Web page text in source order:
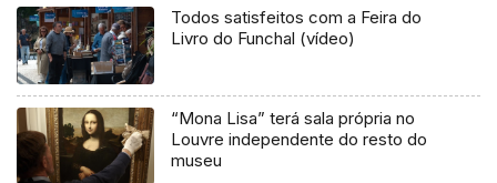
Todos satisfeitos com a Feira do
Livro do Funchal (vídeo)
“Mona Lisa” terá sala própria no
Louvre independente do resto do
museu